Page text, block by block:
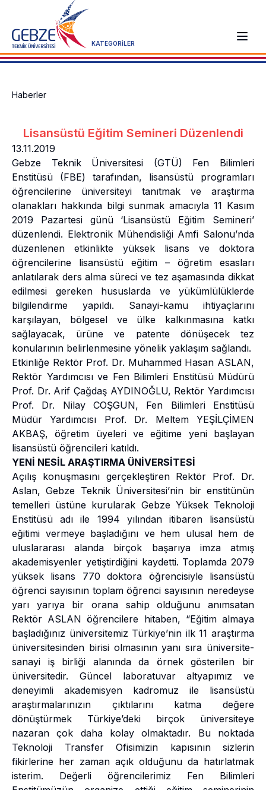
KATEGORİLER
Haberler
Lisansüstü Eğitim Semineri Düzenlendi
13.11.2019
Gebze Teknik Üniversitesi (GTÜ) Fen Bilimleri
Enstitüsü (FBE) tarafından, lisansüstü programları
öğrencilerine üniversiteyi tanıtmak ve araştırma
olanakları hakkında bilgi sunmak amacıyla 11 Kasım
2019 Pazartesi günü ‘Lisansüstü Eğitim Semineri’
düzenlendi. Elektronik Mühendisliği Amfi Salonu’nda
düzenlenen etkinlikte yüksek lisans ve doktora
öğrencilerine lisansüstü eğitim – öğretim esasları
anlatılarak ders alma süreci ve tez aşamasında dikkat
edilmesi gereken hususlarda ve yükümlülüklerde
bilgilendirme yapıldı. Sanayi-kamu ihtiyaçlarını
karşılayan, bölgesel ve ülke kalkınmasına katkı
sağlayacak, ürüne ve patente dönüşecek tez
konularının belirlenmesine yönelik yaklaşım sağlandı.
Etkinliğe Rektör Prof. Dr. Muhammed Hasan ASLAN,
Rektör Yardımcısı ve Fen Bilimleri Enstitüsü Müdürü
Prof. Dr. Arif Çağdaş AYDINOĞLU, Rektör Yardımcısı
Prof. Dr. Nilay COŞGUN, Fen Bilimleri Enstitüsü
Müdür Yardımcısı Prof. Dr. Meltem YEŞİLÇİMEN
AKBAŞ, öğretim üyeleri ve eğitime yeni başlayan
lisansüstü öğrencileri katıldı.
YENİ NESİL ARAŞTIRMA ÜNİVERSİTESİ
Açılış konuşmasını gerçekleştiren Rektör Prof. Dr.
Aslan, Gebze Teknik Üniversitesi’nin bir enstitünün
temelleri üstüne kurularak Gebze Yüksek Teknoloji
Enstitüsü adı ile 1994 yılından itibaren lisansüstü
eğitimi vermeye başladığını ve hem ulusal hem de
uluslararası alanda birçok başarıya imza atmış
akademisyenler yetiştirdiğini kaydetti. Toplamda 2079
yüksek lisans 770 doktora öğrencisiyle lisansüstü
öğrenci sayısının toplam öğrenci sayısının neredeyse
yarı yarıya bir orana sahip olduğunu anımsatan
Rektör ASLAN öğrencilere hitaben, “Eğitim almaya
başladığınız üniversitemiz Türkiye’nin ilk 11 araştırma
üniversitesinden birisi olmasının yanı sıra üniversite-
sanayi iş birliği alanında da örnek gösterilen bir
üniversitedir. Güncel laboratuvar altyapımız ve
deneyimli akademisyen kadromuz ile lisansüstü
araştırmalarınızın çıktılarını katma değere
dönüştürmek Türkiye’deki birçok üniversiteye
nazaran çok daha kolay olmaktadır. Bu noktada
Teknoloji Transfer Ofisimizin kapısının sizlerin
fikirlerine her zaman açık olduğunu da hatırlatmak
isterim. Değerli öğrencilerimiz Fen Bilimleri